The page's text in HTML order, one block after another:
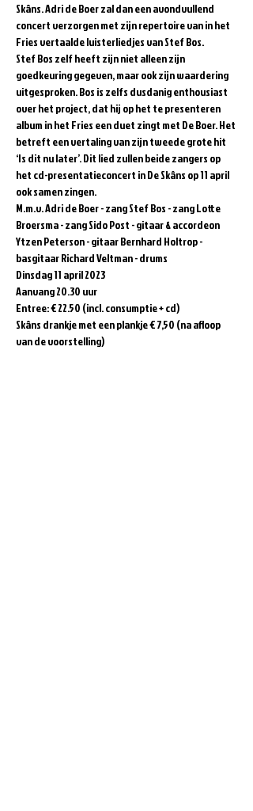
Skâns. Adri de Boer zal dan een avondvullend
concert verzorgen met zijn repertoire van in het
Fries vertaalde luisterliedjes van Stef Bos.
Stef Bos zelf heeft zijn niet alleen zijn
goedkeuring gegeven, maar ook zijn waardering
uitgesproken. Bos is zelfs dusdanig enthousiast
over het project, dat hij op het te presenteren
album in het Fries een duet zingt met De Boer. Het
betreft een vertaling van zijn tweede grote hit
‘Is dit nu later’. Dit lied zullen beide zangers op
het cd-presentatieconcert in De Skâns op 11 april
ook samen zingen.
M.m.v. Adri de Boer - zang Stef Bos - zang Lotte
Broersma - zang Sido Post - gitaar & accordeon
Ytzen Peterson - gitaar Bernhard Holtrop -
basgitaar Richard Veltman - drums
Dinsdag 11 april 2023
Aanvang 20.30 uur
Entree: € 22.50 (incl. consumptie + cd)
Skâns drankje met een plankje € 7,50 (na afloop
van de voorstelling)